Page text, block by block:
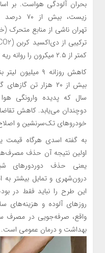
بحران آلودگی هواست. بر
زیست،
تهران ناشی از منابع متحرک
کمتر از ۲.۵ میکرون را روانه ریه شهروندان می‌کند.
کاهش روزانه ۹
بیش از ۲۰ هزار تن
سال که پدیده وارونگی
دوچندان می‌یابد. کاهش
خودروهای تک‌سرنشین و
به گفته اسدی هرگاه قیمت
اولین نتیجه آن حذف
یعنی حذف دوردورهای
درون‌شهری و تمایل بیشتر به
این طرح را نباید فقط در
روزهای آلوده و
واقع، صرفه‌جویی در مصرف
بهداشت و درمان عمومی است.‌